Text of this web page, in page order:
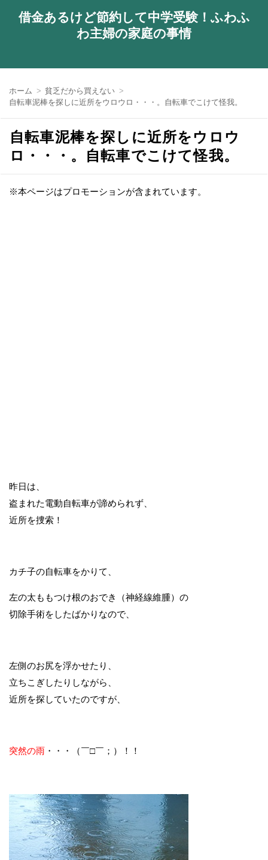
借金あるけど節約して中学受験！ふわふ
わ主婦の家庭の事情
ホーム
貧乏だから買えない
自転車泥棒を探しに近所をウロウロ・・・。自転車でこけて怪我。
自転車泥棒を探しに近所をウロウ
ロ・・・。自転車でこけて怪我。
※本ページはプロモーションが含まれています。
昨日は、
盗まれた電動自転車が諦められず、
近所を捜索！
カチ子の自転車をかりて、
左の太ももつけ根のおでき（神経線維腫）の
切除手術をしたばかりなので、
左側のお尻を浮かせたり、
立ちこぎしたりしながら、
近所を探していたのですが、
突然の雨 ・・・（￣□￣；）！！